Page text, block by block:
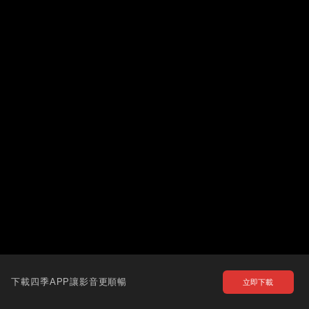
下載四季APP讓影音更順暢 立即下載